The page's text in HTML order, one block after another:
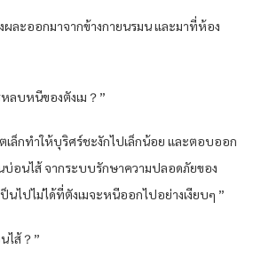
ละออกมาจากข้างกายนรมน และมาที่ห้อง
ลบหนีของตังเม？”
ล็กทำให้บุริศร์ชะงักไปเล็กน้อย และตอบออก
อนไส้ จากระบบรักษาความปลอดภัยของ
ป็นไปไม่ได้ที่ตังเมจะหนีออกไปอย่างเงียบๆ ”
ไส้？”